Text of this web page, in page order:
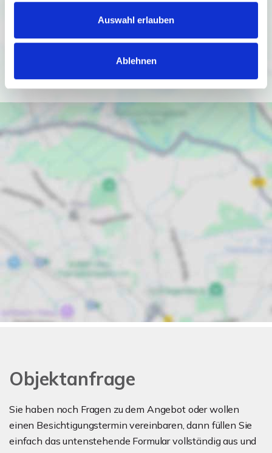
Auswahl erlauben
Ablehnen
Datenschutzbedingungen von Google
(https://policies.google.com/privacy).
Objektanfrage
Sie haben noch Fragen zu dem Angebot oder wollen
einen Besichtigungstermin vereinbaren, dann füllen Sie
einfach das untenstehende Formular vollständig aus und